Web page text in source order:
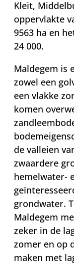
Kleit,
oppervlakte
9563 ha en
24 000.
Maldegem is
zowel een
een vlakke
komen
de valleien
zwaardere
hemelwater-
grondwater.
Maldegem
zeker in de
zomer en op
maken met